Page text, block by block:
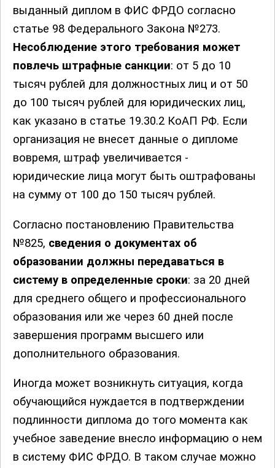
выданный диплом в ФИС ФРДО согласно
статье 98 Федерального Закона №273.
Несоблюдение этого требования может
повлечь штрафные санкции: от 5 до 10
тысяч рублей для должностных лиц и от 50
до 100 тысяч рублей для юридических лиц,
как указано в статье 19.30.2 КоАП РФ. Если
организация не внесет данные о дипломе
вовремя, штраф увеличивается -
юридические лица могут быть оштрафованы
на сумму от 100 до 150 тысяч рублей.
Согласно постановлению Правительства
№825, сведения о документах об
образовании должны передаваться в
систему в определенные сроки: за 20 дней
для среднего общего и профессионального
образования или же через 60 дней после
завершения программ высшего или
дополнительного образования.
Иногда может возникнуть ситуация, когда
обучающийся нуждается в подтверждении
подлинности диплома до того момента как
учебное заведение внесло информацию о нем
в систему ФИС ФРДО. В таком случае можно